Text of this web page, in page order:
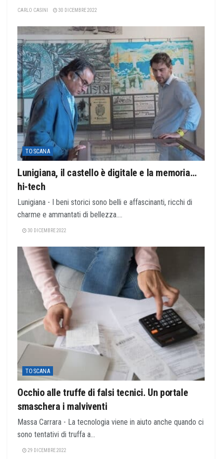
CARLO CASINI 30 DICEMBRE 2022
TOSCANA
Lunigiana, il castello è digitale e la memoria…
hi-tech
Lunigiana - I beni storici sono belli e affascinanti, ricchi di
charme e ammantati di bellezza....
30 DICEMBRE 2022
TOSCANA
Occhio alle truffe di falsi tecnici. Un portale
smaschera i malviventi
Massa Carrara - La tecnologia viene in aiuto anche quando ci
sono tentativi di truffa a...
29 DICEMBRE 2022